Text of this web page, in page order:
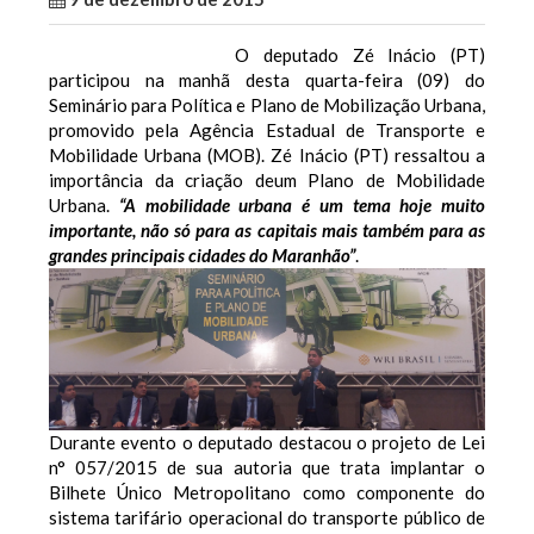
O deputado Zé Inácio (PT)
participou na manhã desta quarta-feira (09) do
Seminário para Política e Plano de Mobilização Urbana,
promovido pela Agência Estadual de Transporte e
Mobilidade Urbana (MOB). Zé Inácio (PT) ressaltou a
importância da criação deum Plano de Mobilidade
Urbana. “A mobilidade urbana é um tema hoje muito
importante, não só para as capitais mais também para as
grandes principais cidades do Maranhão”.
Durante evento o deputado destacou o projeto de Lei
n° 057/2015 de sua autoria que trata implantar o
Bilhete Único Metropolitano como componente do
sistema tarifário operacional do transporte público de